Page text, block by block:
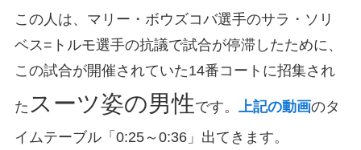
この人は、マリー・ボウズコバ選手のサラ・ソリ
ベス=トルモ選手の抗議で試合が停滞したために、
この試合が開催されていた14番コートに招集され
た スーツ姿の男性です。 上記の動画のタ
イムテーブル「0:25～0:36」出てきます。